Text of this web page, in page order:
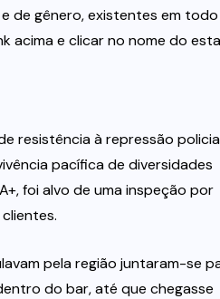
de gênero, existentes em todo
acima e clicar no nome do
resistência à repressão
pacífica de diversidades
foi alvo de uma inspeção por
pela região juntaram-se
do bar, até que chegasse